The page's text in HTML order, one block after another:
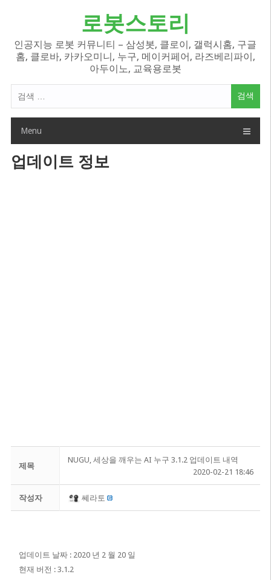
로봇스토리
인공지능 로봇 커뮤니티 – 삼성봇, 클로이, 갤럭시홈, 구글
홈, 클로바, 카카오미니, 누구, 메이커페어, 라즈베리파이,
아두이노, 교육용로봇
색
Menu
업데이트 정보
제목
NUGU, 세상을 깨우는 AI 누구 3.1.2 업데이트 내역
2020-02-21 18:46
작성자 쎄라토
업데이트 날짜 : 2020 년 2 월 20 일
현재 버전 : 3.1.2